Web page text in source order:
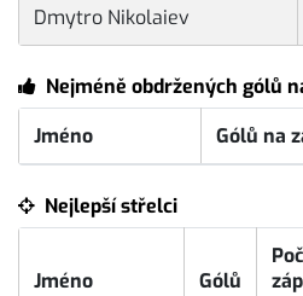
Dmytro Nikolaiev
Nejméně obdržených gólů
Jméno
Gólů na
Nejlepší střelci
Jméno Gólů